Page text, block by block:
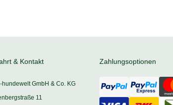
& Kontakt
hundewelt GmbH & Co. KG
11
Zahlungsoptionen